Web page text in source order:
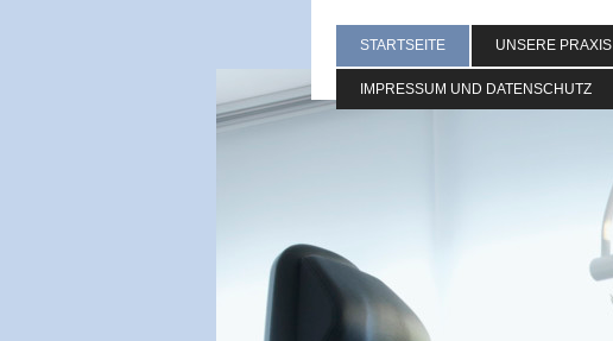
STARTSEITE UNSERE PRAXIS
IMPRESSUM UND DATENSCHUTZ